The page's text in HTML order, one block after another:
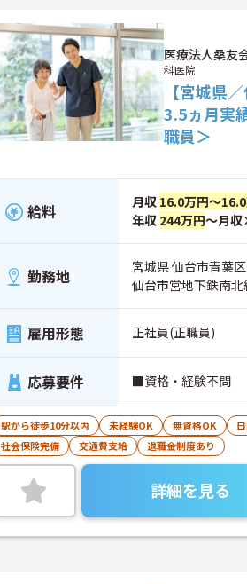
医療法人桑友
科医院
【宮城県
3.5ヵ月実
職員＞
給料 月収 16.0万円～
年収 244万円～月
勤務地
宮城県 仙台市青葉
仙台市営地下鉄南
雇用形態 正社員(正職員)
応募要件 ■資格・経験不問
駅から徒歩10分以内 未経験OK 無資格OK
社会保険完備
交通費支給 退職金制度あり
詳細を見る